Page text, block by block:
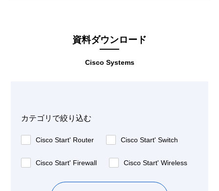
Cisco Systems
資料ダウンロード
カテゴリで絞り込む
Cisco Start' Router Cisco Start' Switch
Cisco Start' Firewall Cisco Start' Wireless